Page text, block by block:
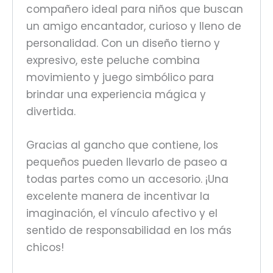
compañero ideal para niños que buscan
un amigo encantador, curioso y lleno de
personalidad. Con un diseño tierno y
expresivo, este peluche combina
movimiento y juego simbólico para
brindar una experiencia mágica y
divertida.
Gracias al gancho que contiene, los
pequeños pueden llevarlo de paseo a
todas partes como un accesorio. ¡Una
excelente manera de incentivar la
imaginación, el vínculo afectivo y el
sentido de responsabilidad en los más
chicos!